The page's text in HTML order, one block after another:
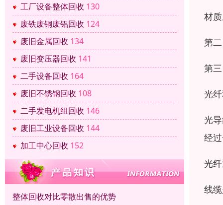
工厂设备整体回收 130
废铁废铜废铝回收 124
废旧金属回收 134
废旧变压器回收 141
二手设备回收 164
废旧不锈钢回收 108
二手发电机组回收 146
废旧工业设备回收 144
加工中心回收 152
整体回收对比零散出售的优势
材
第
第
光
光
经
光
线